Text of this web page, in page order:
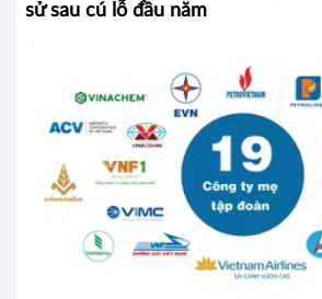
sử sau cú lỗ đầu năm